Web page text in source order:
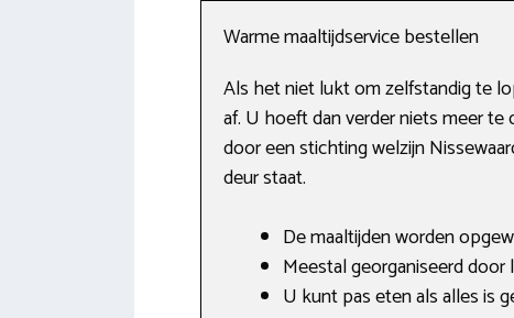
Warme maaltijdservice bestellen
Als het niet lukt om zelfstandig te
af. U hoeft dan verder niets meer
door een stichting welzijn
deur staat.
De maaltijden worden
Meestal georganiseerd
U kunt pas eten als alles is